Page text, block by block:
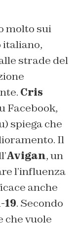
molto sui
italiano,
strade del
Cris
Facebook,
spiega che
Il
Avigan, un
l’influenza
anche
19. Secondo
che vuole